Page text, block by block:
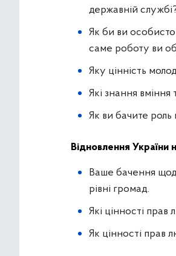
державній
Як би ви
саме роботу ви
Яку цінність
Які знання вміння
Як ви бачите роль
Відновлення України
Ваше бачення
рівні громад.
Які цінності
Як цінності прав